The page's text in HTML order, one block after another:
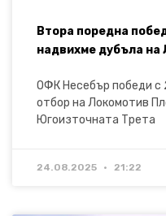
Втора поредна
надвихме дубъла
ОФК Несебър победи с
отбор на Локомотив
Югоизточната Трета
24.08.2025 21:22